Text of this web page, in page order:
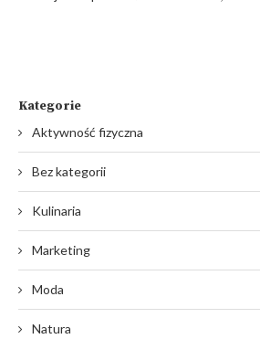
Kategorie
Aktywność fizyczna
Bez kategorii
Kulinaria
Marketing
Moda
Natura